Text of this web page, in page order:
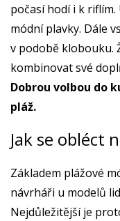
počasí hodí i k
módní plavky. Dále
v podobě klobouku.
kombinovat své
Dobrou volbou do
pláž.
Jak se obléct
Základem plážové
návrháři u modelů
Nejdůležitější je